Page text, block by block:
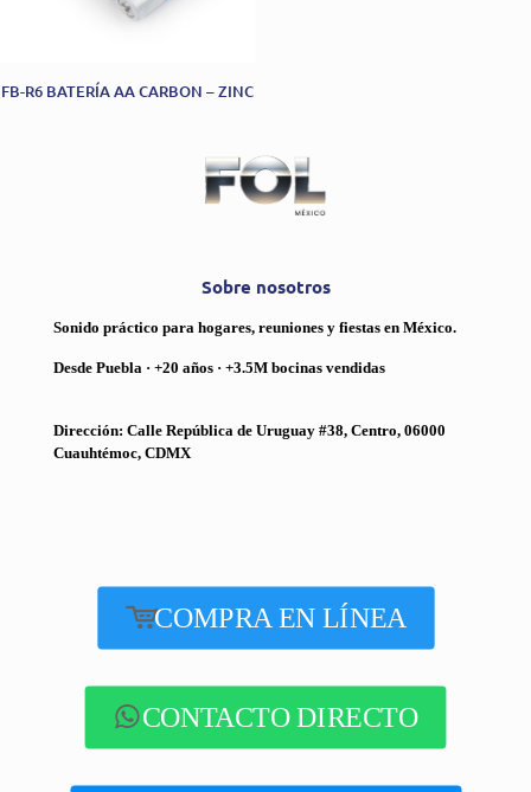
FB-R6 BATERÍA AA CARBON – ZINC
Sobre nosotros
Sonido práctico para hogares, reuniones y fiestas en México.
Desde Puebla · +20 años · +3.5M bocinas vendidas
Dirección: Calle República de Uruguay #38, Centro, 06000
Cuauhtémoc, CDMX
COMPRA EN LÍNEA
CONTACTO DIRECTO